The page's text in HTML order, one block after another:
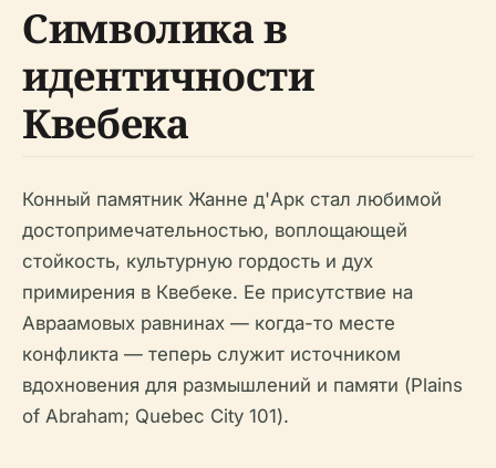
Символика в
идентичности
Квебека
Конный памятник Жанне д'Арк стал любимой
достопримечательностью, воплощающей
стойкость, культурную гордость и дух
примирения в Квебеке. Ее присутствие на
Авраамовых равнинах — когда-то месте
конфликта — теперь служит источником
вдохновения для размышлений и памяти (Plains
of Abraham; Quebec City 101).